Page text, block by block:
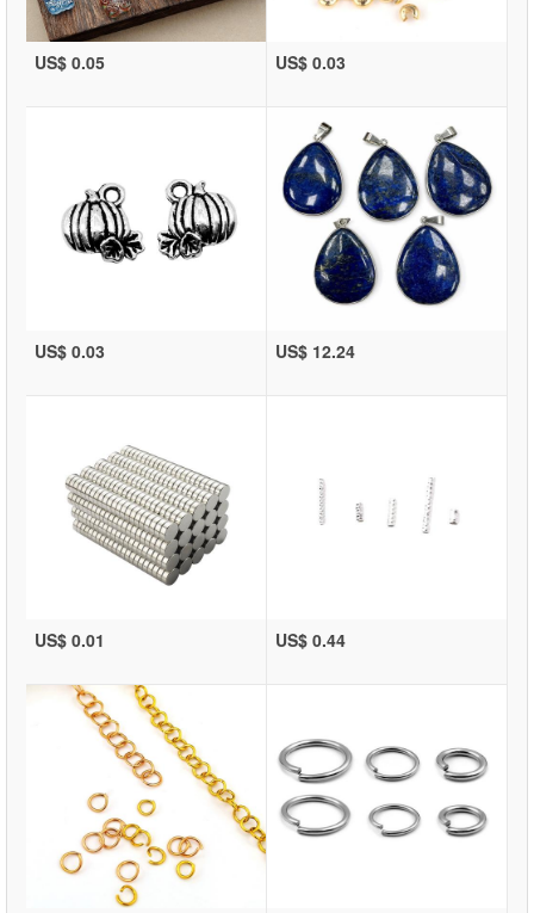
US$ 0.05 US$ 0.03
US$ 0.03 US$ 12.24
US$ 0.01 US$ 0.44